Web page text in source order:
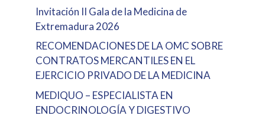
Invitación II Gala de la Medicina de
Extremadura 2026
RECOMENDACIONES DE LA OMC SOBRE
CONTRATOS MERCANTILES EN EL
EJERCICIO PRIVADO DE LA MEDICINA
MEDIQUO – ESPECIALISTA EN
ENDOCRINOLOGÍA Y DIGESTIVO